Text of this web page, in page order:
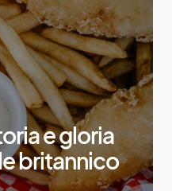
e gloria
britannico